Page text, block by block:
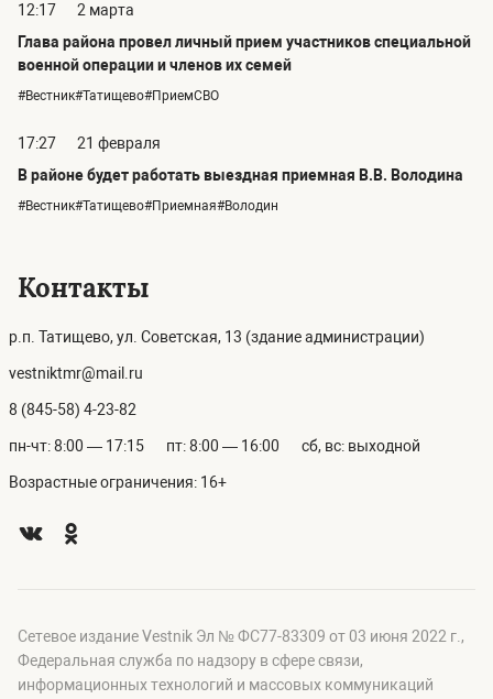
12:17
2 марта
Глава района провел личный прием участников специальной
военной операции и членов их семей
#Вестник#Татищево#ПриемСВО
17:27
21 февраля
В районе будет работать выездная приемная В.В. Володина
#Вестник#Татищево#Приемная#Володин
Контакты
р.п. Татищево, ул. Советская, 13 (здание администрации)
vestniktmr@mail.ru
8 (845-58) 4-23-82
пн-чт: 8:00 — 17:15 пт: 8:00 — 16:00 сб, вс: выходной
Возрастные ограничения: 16+
Сетевое издание Vestnik Эл № ФС77-83309 от 03 июня 2022 г.,
Федеральная служба по надзору в сфере связи,
информационных технологий и массовых коммуникаций